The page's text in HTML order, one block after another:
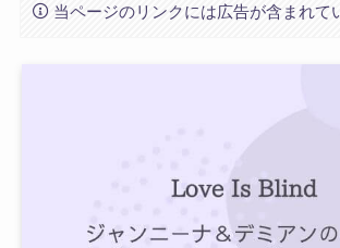
当ページのリンクには広告が含まれて